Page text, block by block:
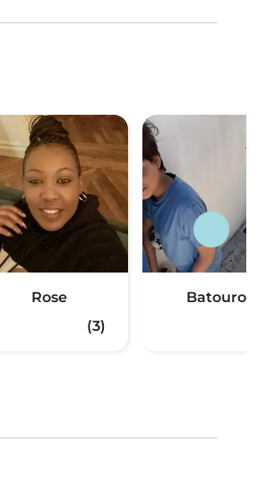
Rose
(3)
Batourou